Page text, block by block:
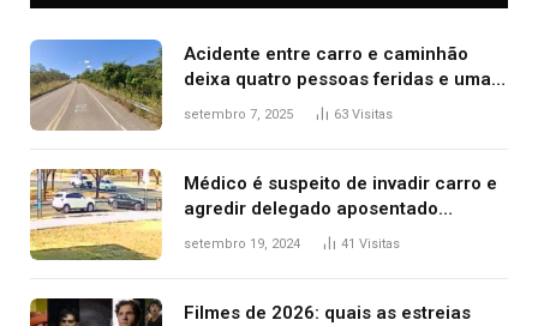
Acidente entre carro e caminhão
deixa quatro pessoas feridas e uma
mulher morta na TO-070
setembro 7, 2025 63 Visitas
Médico é suspeito de invadir carro e
agredir delegado aposentado
durante confusão no trânsito
setembro 19, 2024 41 Visitas
Filmes de 2026: quais as estreias